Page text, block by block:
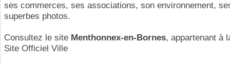
ses commerces, ses associations, son environnement,
superbes photos.
Consultez le site Menthonnex-en-Bornes, appartenant à
Site Officiel Ville